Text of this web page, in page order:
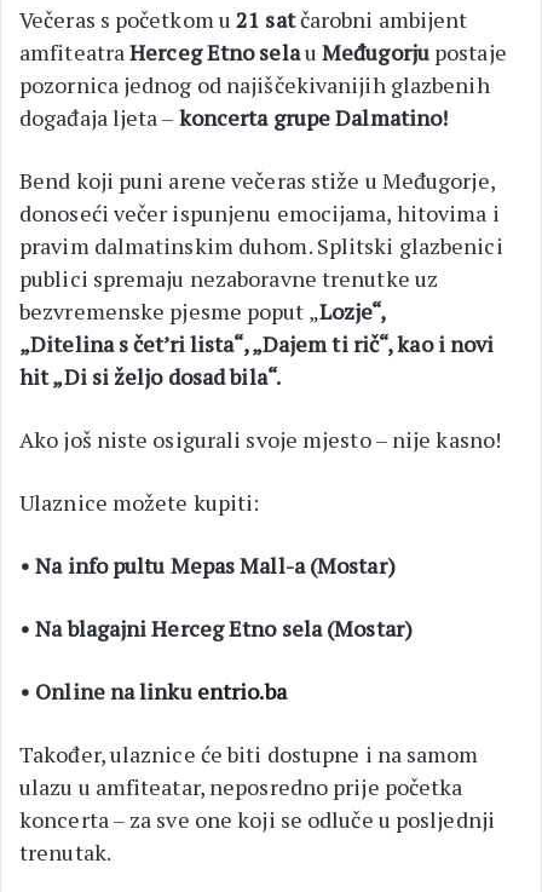
Večeras s početkom u21 satčarobni ambijent
amfiteatraHerceg Etno selauMeđugorjupostaje
pozornica jednog od najiščekivanijih glazbenih
događaja ljeta – koncerta grupe Dalmatino!
Bend koji puni arene večeras stiže u Međugorje,
donoseći večer ispunjenu emocijama, hitovima i
pravim dalmatinskim duhom. Splitski glazbenici
publici spremaju nezaboravne trenutke uz
bezvremenske pjesme poput „Lozje“,
„Ditelina s čet’ri lista“, „Dajem ti rič“, kao i novi
hit „Di si željo dosad bila“.
Ako još niste osigurali svoje mjesto – nije kasno!
Ulaznice možete kupiti:
• Na info pultu Mepas Mall-a (Mostar)
• Na blagajni Herceg Etno sela (Mostar)
• Online na linku entrio.ba
Također, ulaznice će biti dostupne i na samom
ulazu u amfiteatar, neposredno prije početka
koncerta – za sve one koji se odluče u posljednji
trenutak.